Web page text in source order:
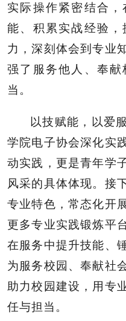
实际操作紧密结合
能、积累实战经验
力，深刻体会到专业
强了服务他人、奉
当。
以技赋能，以爱
学院电子协会深化实
动实践，更是青年学
风采的具体体现。接
专业特色，常态化开
更多专业实践锻炼平
在服务中提升技能、
为服务校园、奉献社
助力校园建设，用专
任与担当。